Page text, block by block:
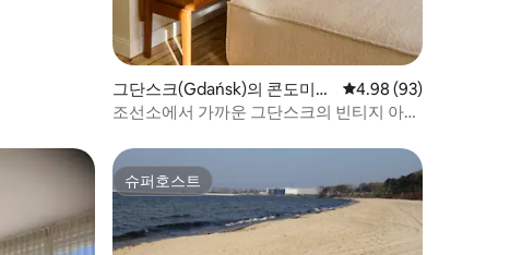
그단스크(Gdańsk)의 콘도미니
엄
평점 4.98점(5점 만점),
4.98 (93)
조선소에서 가까운 그단스크의 빈티지 아파
슈퍼호스트
슈퍼호스트